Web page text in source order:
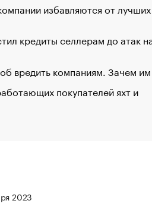
избавляются от лучших
кредиты селлерам до атак
вредить компаниям. Зачем
покупателей яхт и
2023